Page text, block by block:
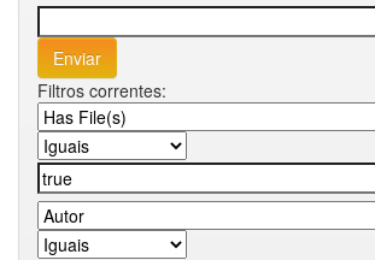
Filtros correntes: